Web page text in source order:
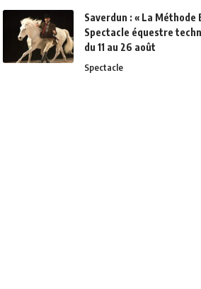
Saverdun : « La Méthode
Spectacle équestre
du 11 au 26 août
Spectacle